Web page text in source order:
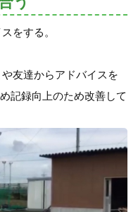
をする。
友達からアドバイスを
記録向上のため改善して